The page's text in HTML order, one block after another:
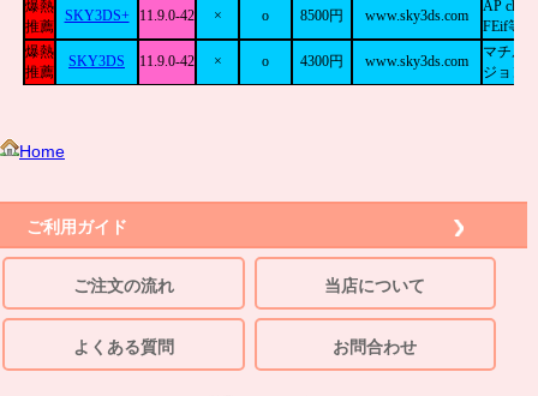
Home
ご利用ガイド
ご注文の流れ 当店について
よくある質問 お問合わせ